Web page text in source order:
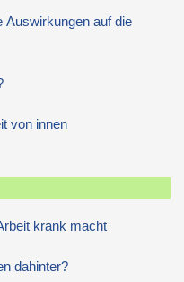
Auswirkungen auf die
von innen
krank macht
dahinter?